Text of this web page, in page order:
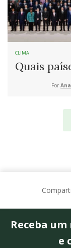
CLIMA
Quais
Por
Receba
e